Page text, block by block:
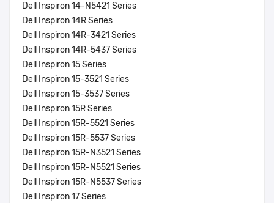
Dell Inspiron 14-N5421 Series
Dell Inspiron 14R Series
Dell Inspiron 14R-3421 Series
Dell Inspiron 14R-5437 Series
Dell Inspiron 15 Series
Dell Inspiron 15-3521 Series
Dell Inspiron 15-3537 Series
Dell Inspiron 15R Series
Dell Inspiron 15R-5521 Series
Dell Inspiron 15R-5537 Series
Dell Inspiron 15R-N3521 Series
Dell Inspiron 15R-N5521 Series
Dell Inspiron 15R-N5537 Series
Dell Inspiron 17 Series